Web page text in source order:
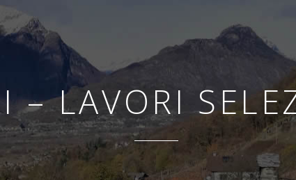
– LAVORI